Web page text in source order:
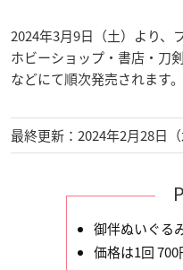
2024年3月9日（土）より、
ホビーショップ・書店・刀
などにて順次発売されます。
最終更新：2024年2月28日
御伴ぬいぐる
価格は1回 700